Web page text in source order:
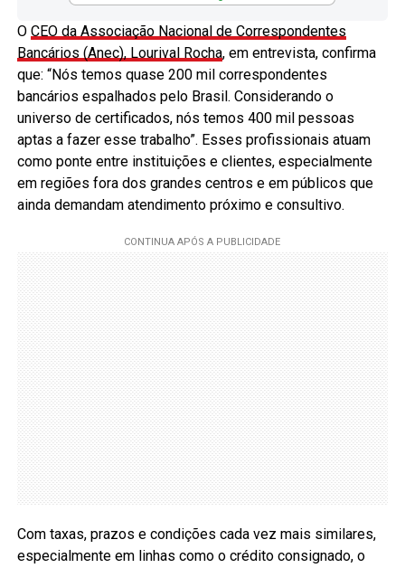
O CEO da Associação Nacional de Correspondentes
Bancários (Anec), Lourival Rocha, em entrevista, confirma
que: “Nós temos quase 200 mil correspondentes
bancários espalhados pelo Brasil. Considerando o
universo de certificados, nós temos 400 mil pessoas
aptas a fazer esse trabalho”. Esses profissionais atuam
como ponte entre instituições e clientes, especialmente
em regiões fora dos grandes centros e em públicos que
ainda demandam atendimento próximo e consultivo.
Com taxas, prazos e condições cada vez mais similares,
especialmente em linhas como o crédito consignado, o